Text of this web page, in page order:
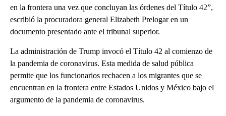
en la frontera una vez que concluyan las órdenes del Título 42”,
escribió la procuradora general Elizabeth Prelogar en un
documento presentado ante el tribunal superior.
La administración de Trump invocó el Título 42 al comienzo de
la pandemia de coronavirus. Esta medida de salud pública
permite que los funcionarios rechacen a los migrantes que se
encuentran en la frontera entre Estados Unidos y México bajo el
argumento de la pandemia de coronavirus.